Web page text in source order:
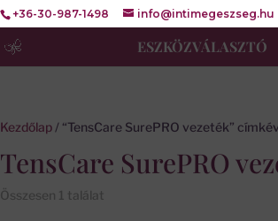
+36-30-987-1498 info@intimegeszseg.hu
ESZKÖZVÁLASZTÓ
Kezdőlap / “TensCare SurePRO vezeték”
TensCare SurePRO
Összesen 1 találat